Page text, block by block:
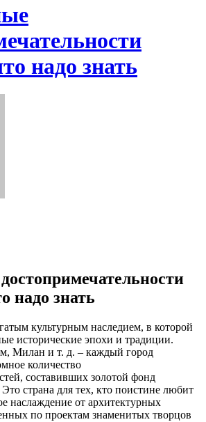
надо знать
надо знать
исторические эпохи и традиции.
Милан и т. д. – каждый город
количество
составивших золотой фонд
страна для тех, кто поистине любит
наслаждение от архитектурных
по проектам знаменитых творцов